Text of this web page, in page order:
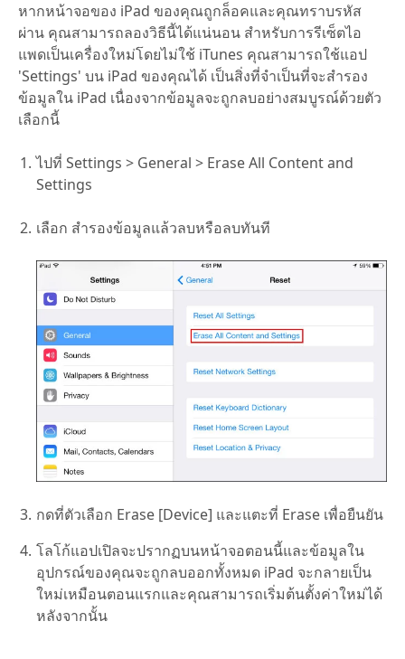
หากหน้าจอของ iPad ของคุณถูกล็อคและคุณทราบรหัส
ผ่าน คุณสามารถลองวิธีนี้ได้แน่นอน สำหรับการรีเซ็ตไอ
แพดเป็นเครื่องใหม่โดยไม่ใช้ iTunes คุณสามารถใช้แอป
'Settings' บน iPad ของคุณได้ เป็นสิ่งที่จำเป็นที่จะสำรอง
ข้อมูลใน iPad เนื่องจากข้อมูลจะถูกลบอย่างสมบูรณ์ด้วยตัว
เลือกนี้
ไปที่ Settings > General > Erase All Content and
Settings
เลือก สำรองข้อมูลแล้วลบหรือลบทันที
กดที่ตัวเลือก Erase [Device] และแตะที่ Erase เพื่อยืนยัน
โลโก้แอปเปิลจะปรากฏบนหน้าจอตอนนี้และข้อมูลใน
อุปกรณ์ของคุณจะถูกลบออกทั้งหมด iPad จะกลายเป็น
ใหม่เหมือนตอนแรกและคุณสามารถเริ่มต้นตั้งค่าใหม่ได้
หลังจากนั้น